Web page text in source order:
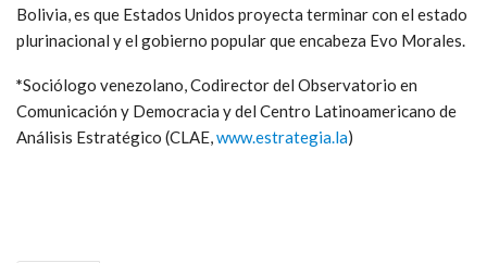
Bolivia, es que Estados Unidos proyecta terminar con el estado
plurinacional y el gobierno popular que encabeza Evo Morales.
*Sociólogo venezolano, Codirector del Observatorio en
Comunicación y Democracia y del Centro Latinoamericano de
Análisis Estratégico (CLAE,www.estrategia.la)